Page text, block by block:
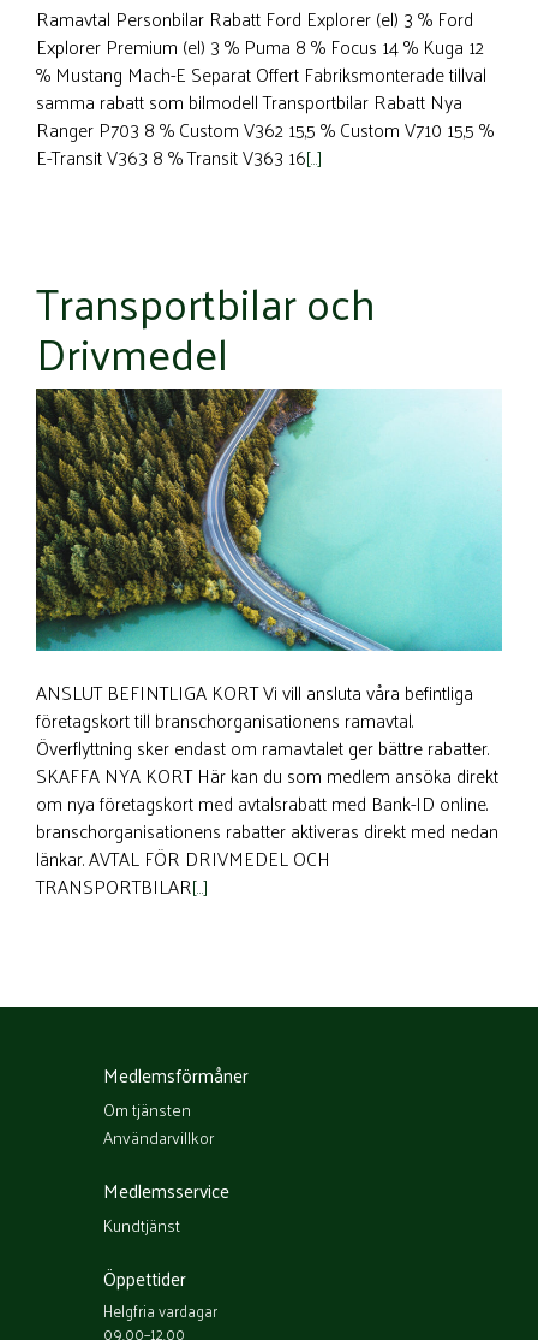
Ramavtal Personbilar Rabatt Ford Explorer (el) 3 % Ford
Explorer Premium (el) 3 % Puma 8 % Focus 14 % Kuga 12
% Mustang Mach-E Separat Offert Fabriksmonterade tillval
samma rabatt som bilmodell Transportbilar Rabatt Nya
Ranger P703 8 % Custom V362 15,5 % Custom V710 15,5 %
E-Transit V363 8 % Transit V363 16[…]
Transportbilar och
Drivmedel
ANSLUT BEFINTLIGA KORT Vi vill ansluta våra befintliga
företagskort till branschorganisationens ramavtal.
Överflyttning sker endast om ramavtalet ger bättre rabatter.
SKAFFA NYA KORT Här kan du som medlem ansöka direkt
om nya företagskort med avtalsrabatt med Bank-ID online.
branschorganisationens rabatter aktiveras direkt med nedan
länkar. AVTAL FÖR DRIVMEDEL OCH
TRANSPORTBILAR[…]
Medlemsförmåner
Om tjänsten
Användarvillkor
Medlemsservice
Kundtjänst
Öppettider
Helgfria vardagar
09.00–12.00